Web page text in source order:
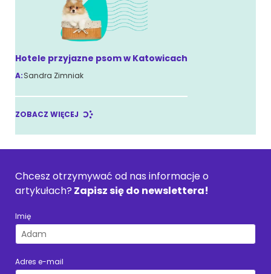
Hotele przyjazne psom w Katowicach
A:Sandra Zimniak
ZOBACZ WIĘCEJ
Chcesz otrzymywać od nas informacje o
artykułach? Zapisz się do newslettera!
Imię
Adres e-mail